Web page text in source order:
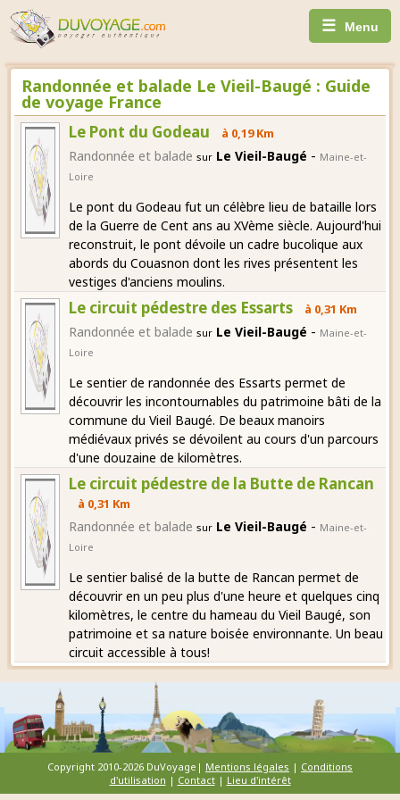
☰ Menu
Randonnée et balade Le Vieil-Baugé : Guide
de voyage France
Le Pont du Godeau à 0,19 Km
Randonnée et balade sur Le Vieil-Baugé - Maine-et-
Loire
Le pont du Godeau fut un célèbre lieu de bataille lors
de la Guerre de Cent ans au XVème siècle. Aujourd'hui
reconstruit, le pont dévoile un cadre bucolique aux
abords du Couasnon dont les rives présentent les
vestiges d'anciens moulins.
Le circuit pédestre des Essarts à 0,31 Km
Randonnée et balade sur Le Vieil-Baugé - Maine-et-
Loire
Le sentier de randonnée des Essarts permet de
découvrir les incontournables du patrimoine bâti de la
commune du Vieil Baugé. De beaux manoirs
médiévaux privés se dévoilent au cours d'un parcours
d'une douzaine de kilomètres.
Le circuit pédestre de la Butte de Rancan
à 0,31 Km
Randonnée et balade sur Le Vieil-Baugé - Maine-et-
Loire
Le sentier balisé de la butte de Rancan permet de
découvrir en un peu plus d'une heure et quelques cinq
kilomètres, le centre du hameau du Vieil Baugé, son
patrimoine et sa nature boisée environnante. Un beau
circuit accessible à tous!
Copyright 2010-2026 DuVoyage| Mentions légales | Conditions
d'utilisation | Contact| Lieu d'intérêt